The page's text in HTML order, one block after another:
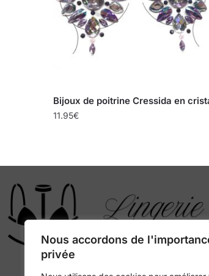
Nous accordons de
privée
Bijoux de poitrine Cressida en
11.95€